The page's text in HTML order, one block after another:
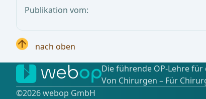
Publikation vom:
nach oben
Die führende OP-Lehre für
Von Chirurgen – Für
©️2026 webop GmbH